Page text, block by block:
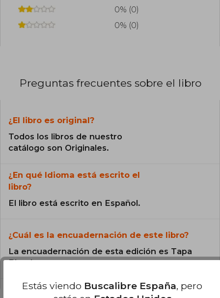
0% (0)
0% (0)
Preguntas frecuentes sobre el libro
¿El libro es original?
Todos los libros de nuestro
catálogo son Originales.
¿En qué Idioma está escrito el
libro?
El libro está escrito en Español.
¿Cuál es la encuadernación de este libro?
La encuadernación de esta edición es Tapa
Blanda.
Estás viendo Buscalibre España, pero